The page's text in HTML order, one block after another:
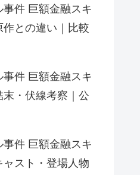
件 巨額金融スキ
との違い｜比較
件 巨額金融スキ
・伏線考察｜公
件 巨額金融スキ
スト・登場人物